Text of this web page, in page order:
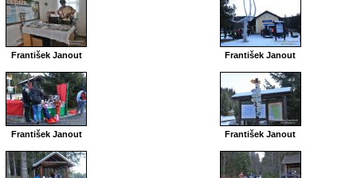
František Janout František Janout
František Janout František Janout